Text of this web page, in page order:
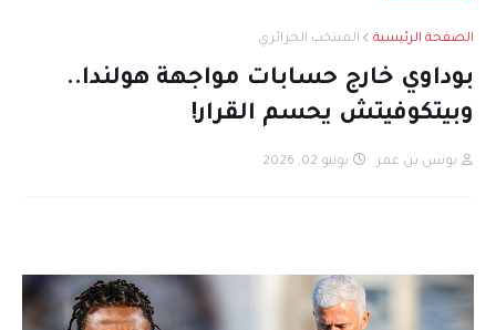
الصفحة الرئيسية
المنتخب الجزائري
بوداوي خارج حسابات مواجهة هولندا..
وبيتكوفيتش يحسم القرار!
يونس بن عمر يونيو 02, 2026